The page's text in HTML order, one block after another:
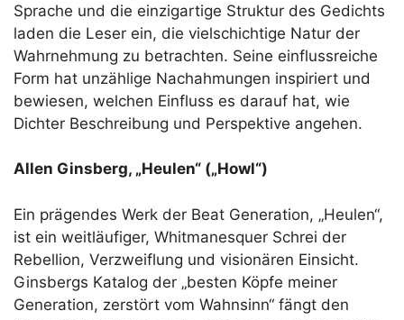
Sprache und die einzigartige Struktur des Gedichts
laden die Leser ein, die vielschichtige Natur der
Wahrnehmung zu betrachten. Seine einflussreiche
Form hat unzählige Nachahmungen inspiriert und
bewiesen, welchen Einfluss es darauf hat, wie
Dichter Beschreibung und Perspektive angehen.
Allen Ginsberg, „Heulen“ („Howl“)
Ein prägendes Werk der Beat Generation, „Heulen“,
ist ein weitläufiger, Whitmanesquer Schrei der
Rebellion, Verzweiflung und visionären Einsicht.
Ginsbergs Katalog der „besten Köpfe meiner
Generation, zerstört vom Wahnsinn“ fängt den